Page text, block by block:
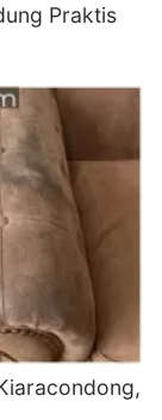
Praktis